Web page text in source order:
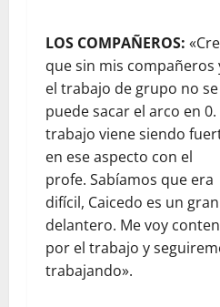
LOS COMPAÑEROS:
que sin mis compañeros
el trabajo de grupo no se
puede sacar el arco en 0.
trabajo viene siendo
en ese aspecto con el
profe. Sabíamos que era
difícil, Caicedo es un gran
delantero. Me voy
por el trabajo y
trabajando».